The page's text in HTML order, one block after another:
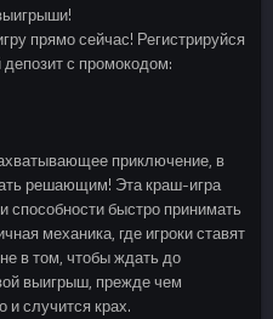
прямо сейчас! Регистрируйся
с промокодом:
приключение, в
решающим! Эта краш-игра
способности быстро принимать
механика, где игроки ставят
в том, чтобы ждать до
выигрыш, прежде чем
и случится крах.